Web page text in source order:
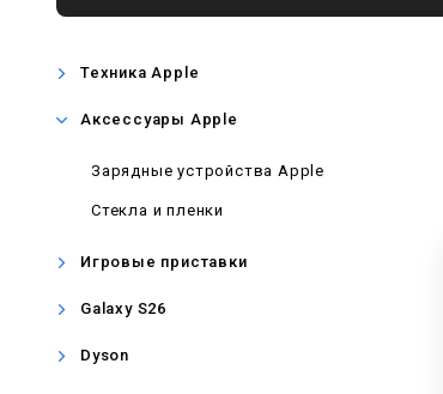
Техника Apple
Аксессуары Apple
Зарядные устройства Apple
Стекла и пленки
Игровые приставки
Galaxy S26
Dyson